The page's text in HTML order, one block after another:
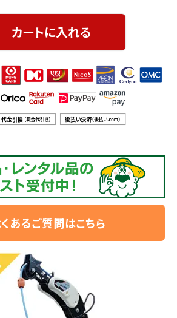
カートに入れる
くあるご質問はこちら